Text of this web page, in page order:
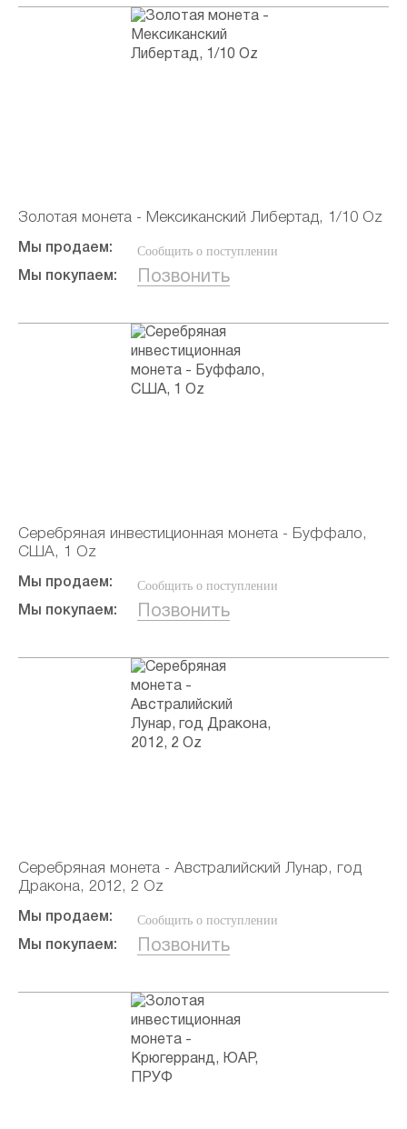
Золотая монета - Мексиканский Либертад, 1/10 Oz
Мы продаем: Сообщить о поступлении
Мы покупаем: Позвонить
Серебряная инвестиционная монета - Буффало,
США, 1 Oz
Мы продаем: Сообщить о поступлении
Мы покупаем: Позвонить
Серебряная монета - Австралийский Лунар, год
Дракона, 2012, 2 Oz
Мы продаем: Сообщить о поступлении
Мы покупаем: Позвонить